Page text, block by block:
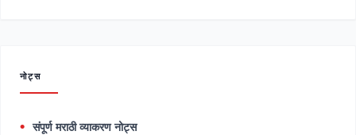
नोट्स
संपूर्ण मराठी व्याकरण नोट्स